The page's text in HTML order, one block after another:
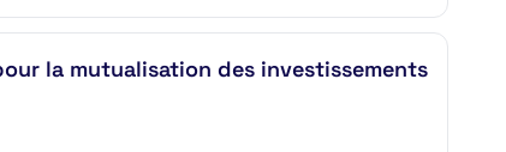
la mutualisation des investissements